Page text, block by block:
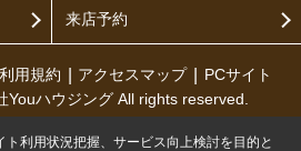
来店予約
利用規約 アクセスマップ
PCサイト
ハウジング All rights reserved.
利用状況把握、サービス向上検討を目的と